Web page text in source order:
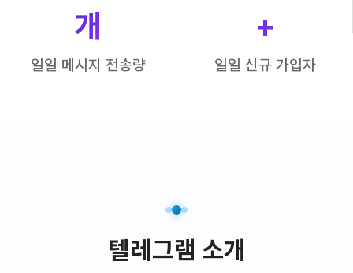
개
일일 메시지 전송량
+
일일 신규 가입자
텔레그램 소개